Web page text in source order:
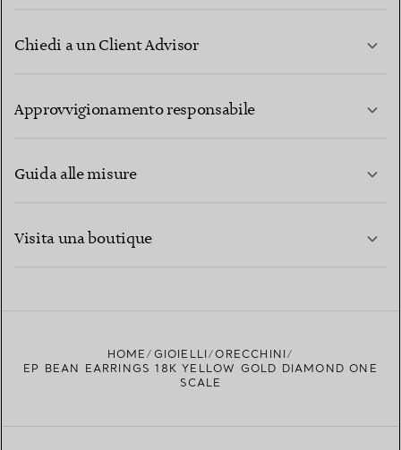
Chiedi a un Client Advisor
Approvvigionamento responsabile
Guida alle misure
Visita una boutique
HOME GIOIELLI
ORECCHINI
EP BEAN EARRINGS 18K YELLOW GOLD DIAMOND ONE
SCALE